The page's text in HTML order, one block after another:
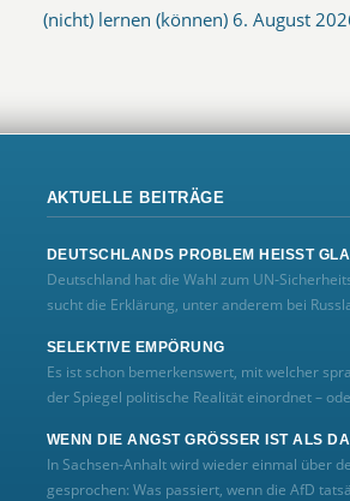
(nicht) lernen (können) 6. August
AKTUELLE BEITRÄGE
DEUTSCHLANDS PROBLEM HEISST
Deutschland hat die Wahl zum
sucht die Erklärung, unter anderem bei
SELEKTIVE EMPÖRUNG
Es ist schon bemerkenswert, mit welcher
der Spiegel politische Realität einordnet –
WENN DIE ANGST GRÖSSER IST ALS
In Sachsen-Anhalt wird wieder einmal über
gesprochen: Was passiert, wenn die AfD